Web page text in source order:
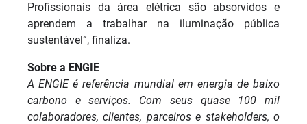
Profissionais da área elétrica são absorvidos e
aprendem a trabalhar na iluminação pública
sustentável”, finaliza.
Sobre a ENGIE
A ENGIE é referência mundial em energia de baixo
carbono e serviços. Com seus quase 100 mil
colaboradores, clientes, parceiros e stakeholders, o